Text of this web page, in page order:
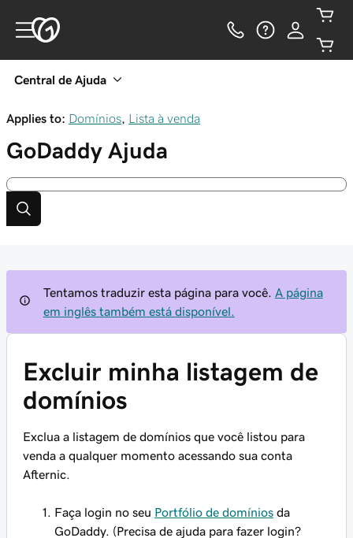
Central de Ajuda
Applies to: Domínios Lista à venda
GoDaddy Ajuda
Tentamos traduzir esta página para você.
A página
em inglês também está disponível.
Excluir minha listagem de
domínios
Exclua a listagem de domínios que você listou para
venda a qualquer momento acessando sua conta
Afternic.
Faça login no seu Portfólio de domínios da
GoDaddy. (Precisa de ajuda para fazer login?